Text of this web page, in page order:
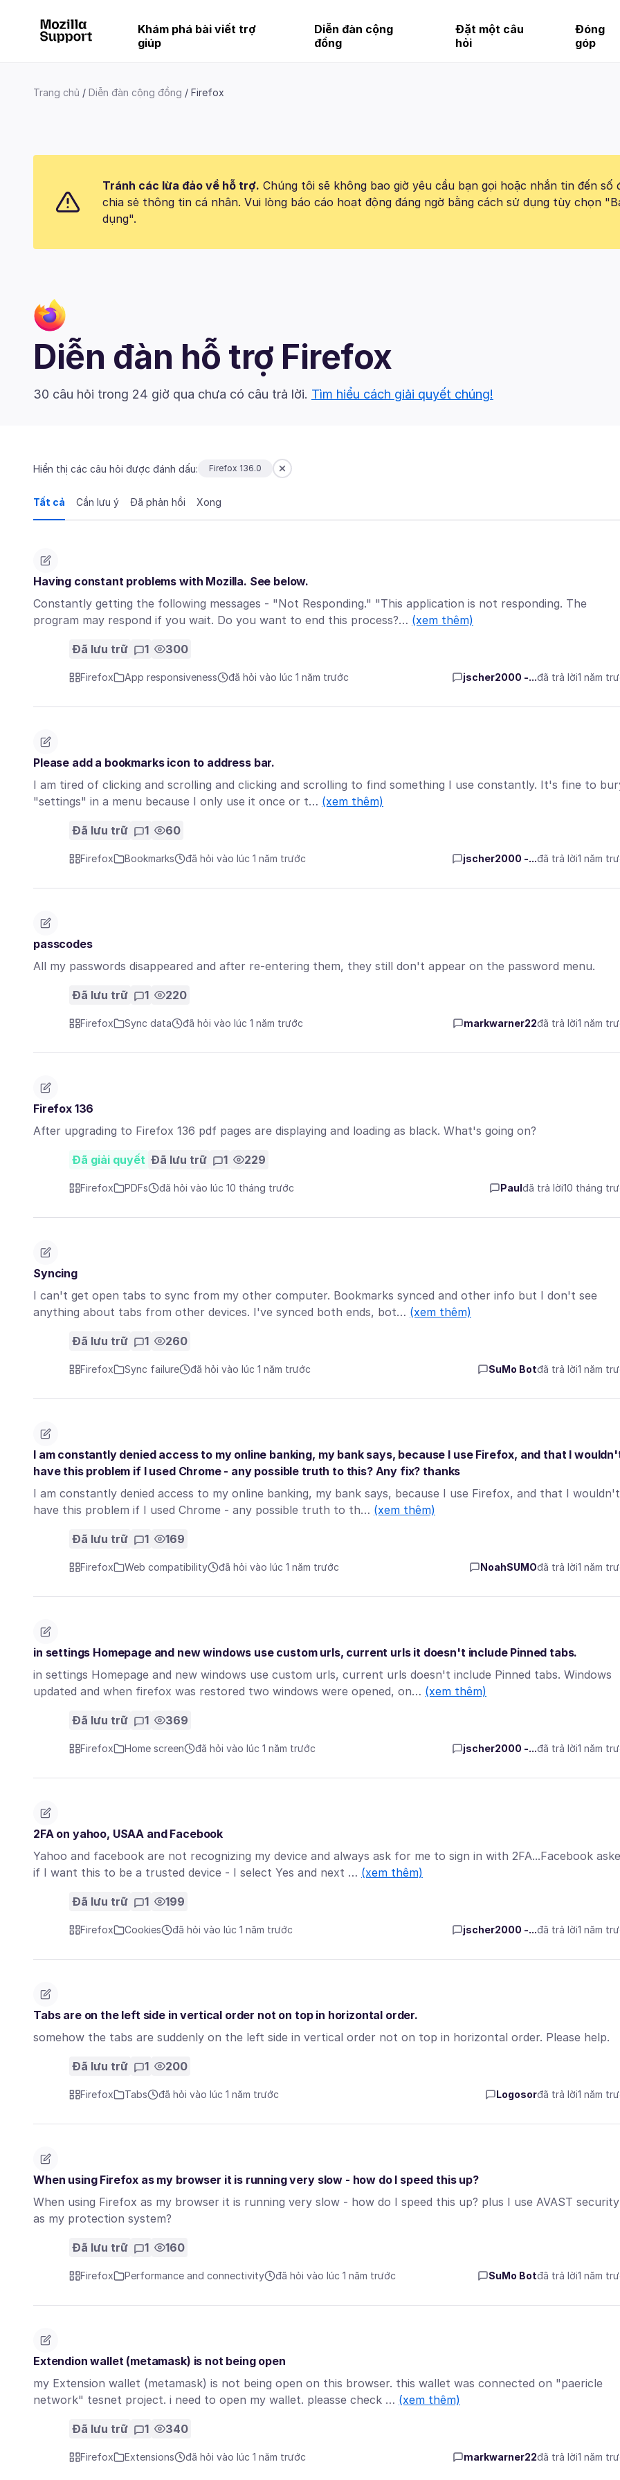
Khám phá bài viết trợ
giúp
Diễn đàn cộng
đồng
Đặt một câu
hỏi
Đóng
góp
Trang chủ Diễn đàn cộng đồng Firefox
Tránh các lừa đảo về hỗ trợ. Chúng tôi sẽ không bao giờ yêu cầu bạn gọi hoặc nhắn tin đến số
chia sẻ thông tin cá nhân. Vui lòng báo cáo hoạt động đáng ngờ bằng cách sử dụng tùy chọn
dụng".
Diễn đàn hỗ trợ Firefox
30 câu hỏi trong 24 giờ qua chưa có câu trả lời. Tìm hiểu cách giải quyết chúng!
Hiển thị các câu hỏi được đánh dấu: Firefox 136.0
Tất cả Cần lưu ý Đã phản hồi Xong
Having constant problems with Mozilla. See below.
Constantly getting the following messages - "Not Responding." "This application is not responding. The
program may respond if you wait. Do you want to end this process?… (xem thêm)
Đã lưu trữ 1 300
Firefox App responsiveness đã hỏi vào lúc 1 năm trước jscher2000 -...đã trả lời1 năm
Please add a bookmarks icon to address bar.
I am tired of clicking and scrolling and clicking and scrolling to find something I use constantly. It's fine to
"settings" in a menu because I only use it once or t… (xem thêm)
Đã lưu trữ 1 60
Firefox Bookmarks đã hỏi vào lúc 1 năm trước jscher2000 -...đã trả lời1 năm
passcodes
All my passwords disappeared and after re-entering them, they still don't appear on the password menu.
Đã lưu trữ 1 220
Firefox Sync data đã hỏi vào lúc 1 năm trước markwarner22đã trả lời1 năm
Firefox 136
After upgrading to Firefox 136 pdf pages are displaying and loading as black. What's going on?
Đã giải quyết Đã lưu trữ 1 229
Firefox PDFs đã hỏi vào lúc 10 tháng trước Paulđã trả lời10 tháng
Syncing
I can't get open tabs to sync from my other computer. Bookmarks synced and other info but I don't see
anything about tabs from other devices. I've synced both ends, bot… (xem thêm)
Đã lưu trữ 1 260
Firefox Sync failure đã hỏi vào lúc 1 năm trước SuMo Botđã trả lời1 năm
I am constantly denied access to my online banking, my bank says, because I use Firefox, and that I
have this problem if I used Chrome - any possible truth to this? Any fix? thanks
I am constantly denied access to my online banking, my bank says, because I use Firefox, and that I wouldn't
have this problem if I used Chrome - any possible truth to th… (xem thêm)
Đã lưu trữ 1 169
Firefox Web compatibility đã hỏi vào lúc 1 năm trước NoahSUMOđã trả lời1 năm
in settings Homepage and new windows use custom urls, current urls it doesn't include Pinned tabs.
in settings Homepage and new windows use custom urls, current urls doesn't include Pinned tabs. Windows
updated and when firefox was restored two windows were opened, on… (xem thêm)
Đã lưu trữ 1 369
Firefox Home screen đã hỏi vào lúc 1 năm trước jscher2000 -...đã trả lời1 năm
2FA on yahoo, USAA and Facebook
Yahoo and facebook are not recognizing my device and always ask for me to sign in with 2FA...Facebook
if I want this to be a trusted device - I select Yes and next … (xem thêm)
Đã lưu trữ 1 199
Firefox Cookies đã hỏi vào lúc 1 năm trước jscher2000 -...đã trả lời1 năm
Tabs are on the left side in vertical order not on top in horizontal order.
somehow the tabs are suddenly on the left side in vertical order not on top in horizontal order. Please help.
Đã lưu trữ 1 200
Firefox Tabs đã hỏi vào lúc 1 năm trước Logosorđã trả lời1 năm
When using Firefox as my browser it is running very slow - how do I speed this up?
When using Firefox as my browser it is running very slow - how do I speed this up? plus I use AVAST security
as my protection system?
Đã lưu trữ 1 160
Firefox Performance and connectivity đã hỏi vào lúc 1 năm trước SuMo Botđã trả lời1 năm
Extendion wallet (metamask) is not being open
my Extension wallet (metamask) is not being open on this browser. this wallet was connected on "paericle
network" tesnet project. i need to open my wallet. pleasse check … (xem thêm)
Đã lưu trữ 1 340
Firefox Extensions đã hỏi vào lúc 1 năm trước markwarner22đã trả lời1 năm